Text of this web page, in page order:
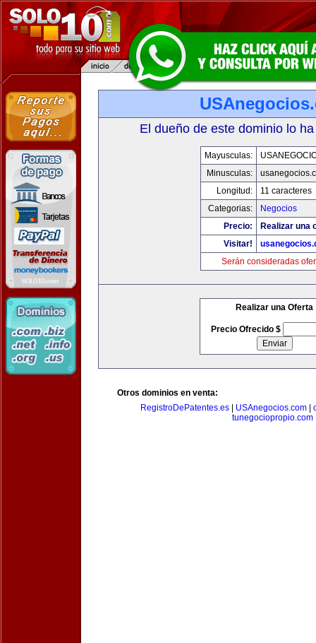
El dueño de este dominio lo
Mayusculas:
Minusculas:
Longitud:
11 caracteres
Categorias:
Negocios
Precio:
Realizar una
Visitar!
Serán consideradas
Realizar una Oferta
Precio Ofrecido $
Otros dominios en venta:
RegistroDePatentes.es
USAnegocios.com
tunegociopropio.com